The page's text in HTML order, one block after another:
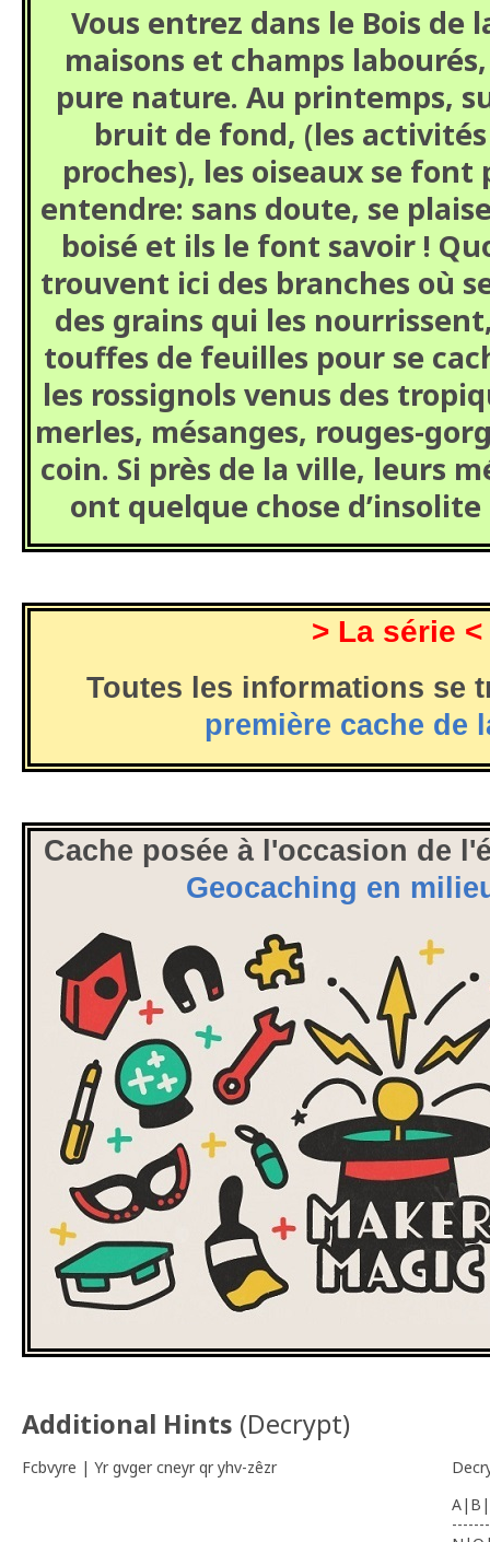
Vous entrez dans le Bois de
maisons et champs
pure nature. Au printemps,
bruit de fond, (les
proches), les oiseaux se
entendre: sans doute, se
boisé et ils le font savoir !
trouvent ici des branches où
des grains qui les
touffes de feuilles pour se
les rossignols venus des
merles, mésanges, rouges-
coin. Si près de la ville, leurs
ont quelque chose
> La série <
Toutes les informations se
première cache de
Cache posée à l'occasion de
Geocaching en
Additional Hints (Decrypt)
Fcbvyre | Yr gvger cneyr qr yhv-zêzr